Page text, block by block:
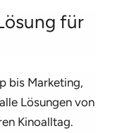
für
bis Marketing,
Lösungen von
Kinoalltag.